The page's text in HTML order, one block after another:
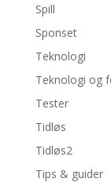
Spill
Sponset
Teknologi
Teknologi og
Tester
Tidløs
Tidløs2
Tips & guider